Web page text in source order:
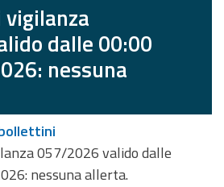
dalle 00:00
nessuna
057/2026 valido dalle
nessuna allerta.